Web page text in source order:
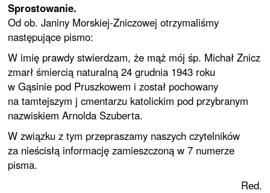
Sprostowanie.
Od ob. Janiny Morskiej-Zniczowej otrzymaliśmy
następujące pismo:
W imię prawdy stwierdzam, że mąż mój śp. Michał Znicz
zmarł śmiercią naturalną 24 grudnia 1943 roku
w Gąsinie pod Pruszkowem i został pochowany
na tamtejszym j cmentarzu katolickim pod przybranym
nazwiskiem Arnolda Szuberta.
W związku z tym przepraszamy naszych czytelników
za nieścisłą informację zamieszczoną w 7 numerze
pisma.
Red.